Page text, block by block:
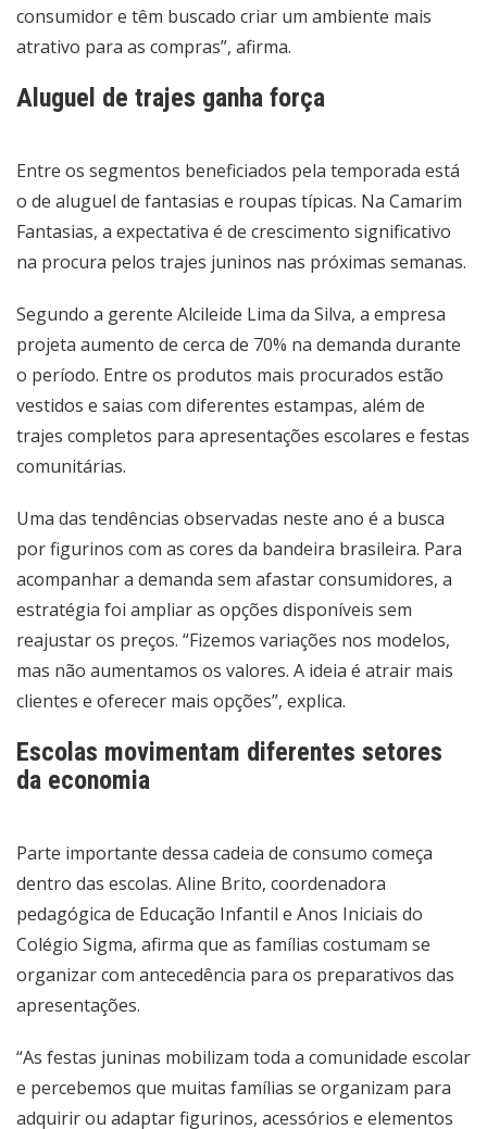
consumidor e têm buscado criar um ambiente mais
atrativo para as compras”, afirma.
Aluguel de trajes ganha força
Entre os segmentos beneficiados pela temporada está
o de aluguel de fantasias e roupas típicas. Na Camarim
Fantasias, a expectativa é de crescimento significativo
na procura pelos trajes juninos nas próximas semanas.
Segundo a gerente Alcileide Lima da Silva, a empresa
projeta aumento de cerca de 70% na demanda durante
o período. Entre os produtos mais procurados estão
vestidos e saias com diferentes estampas, além de
trajes completos para apresentações escolares e festas
comunitárias.
Uma das tendências observadas neste ano é a busca
por figurinos com as cores da bandeira brasileira. Para
acompanhar a demanda sem afastar consumidores, a
estratégia foi ampliar as opções disponíveis sem
reajustar os preços. “Fizemos variações nos modelos,
mas não aumentamos os valores. A ideia é atrair mais
clientes e oferecer mais opções”, explica.
Escolas movimentam diferentes setores
da economia
Parte importante dessa cadeia de consumo começa
dentro das escolas. Aline Brito, coordenadora
pedagógica de Educação Infantil e Anos Iniciais do
Colégio Sigma, afirma que as famílias costumam se
organizar com antecedência para os preparativos das
apresentações.
“As festas juninas mobilizam toda a comunidade escolar
e percebemos que muitas famílias se organizam para
adquirir ou adaptar figurinos, acessórios e elementos